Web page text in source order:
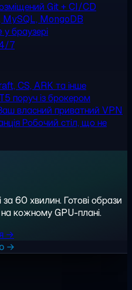
Git + CI/CD
MySQL, MongoDB
браузері
7
CS, ARK та інше
поруч із брокером
власний приватний VPN
Робочий стіл, що не
за 60 хвилин. Готові образи
кожному GPU-плані.
→
→